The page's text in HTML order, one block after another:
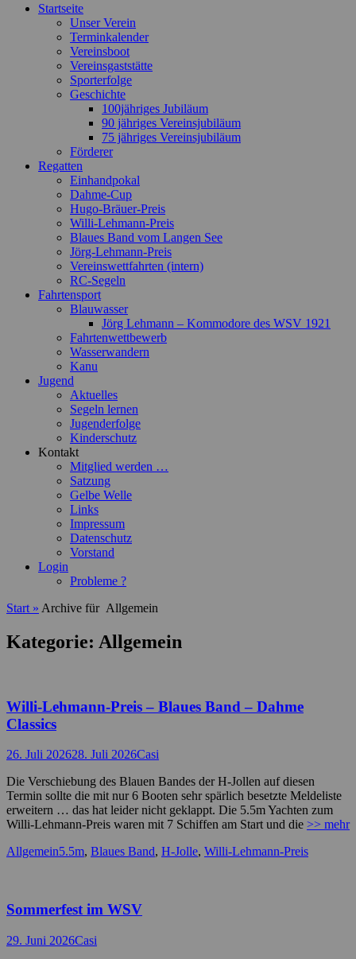
Zum
Startseite
Unser Verein
Terminkalender
Vereinsboot
Vereinsgaststätte
Sporterfolge
Geschichte
100jähriges Jubiläum
90 jähriges Vereinsjubiläum
75 jähriges Vereinsjubiläum
Förderer
Regatten
Einhandpokal
Dahme-Cup
Hugo-Bräuer-Preis
Willi-Lehmann-Preis
Blaues Band vom Langen See
Jörg-Lehmann-Preis
Vereinswettfahrten (intern)
RC-Segeln
Fahrtensport
Blauwasser
Jörg Lehmann – Kommodore des WSV 1921
Fahrtenwettbewerb
Wasserwandern
Kanu
Jugend
Aktuelles
Segeln lernen
Jugenderfolge
Kinderschutz
Kontakt
Mitglied werden …
Satzung
Gelbe Welle
Links
Impressum
Datenschutz
Vorstand
Login
Probleme ?
Start » Archive für Allgemein
Kategorie: Allgemein
Willi-Lehmann-Preis – Blaues Band – Dahme
Classics
Posted
26. Juli 202628. Juli 2026Autor
Casi
Die Verschiebung des Blauen Bandes der H-Jollen auf diesen
Termin sollte die mit nur 6 Booten sehr spärlich besetzte Meldeliste
erweitern … das hat leider nicht geklappt. Die 5.5m Yachten zum
Willi-Lehmann-Preis waren mit 7 Schiffen am Start und die >> mehr
Kategorien
AllgemeinSchlagworte
5.5m, Blaues Band, H-Jolle, Willi-Lehmann-Preis
Sommerfest im WSV
Posted
29. Juni 2026Autor
Casi